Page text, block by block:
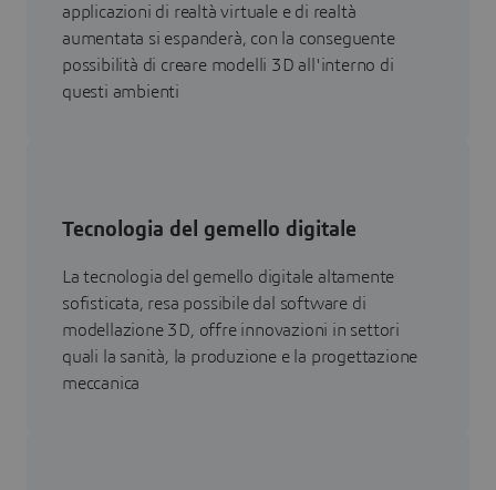
applicazioni di realtà virtuale e di realtà
aumentata si espanderà, con la conseguente
possibilità di creare modelli 3D all'interno di
questi ambienti
Tecnologia del gemello digitale
La tecnologia del gemello digitale altamente
sofisticata, resa possibile dal software di
modellazione 3D, offre innovazioni in settori
quali la sanità, la produzione e la progettazione
meccanica